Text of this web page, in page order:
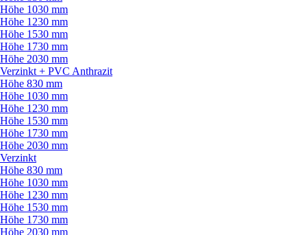
Höhe 1030 mm
Höhe 1230 mm
Höhe 1530 mm
Höhe 1730 mm
Höhe 2030 mm
Verzinkt + PVC Anthrazit
Höhe 830 mm
Höhe 1030 mm
Höhe 1230 mm
Höhe 1530 mm
Höhe 1730 mm
Höhe 2030 mm
Verzinkt
Höhe 830 mm
Höhe 1030 mm
Höhe 1230 mm
Höhe 1530 mm
Höhe 1730 mm
Höhe 2030 mm